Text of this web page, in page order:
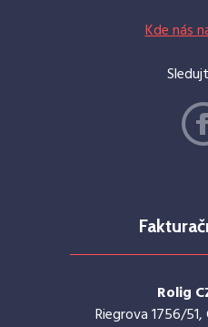
Kde nás
Rolig
Riegrova 1756/